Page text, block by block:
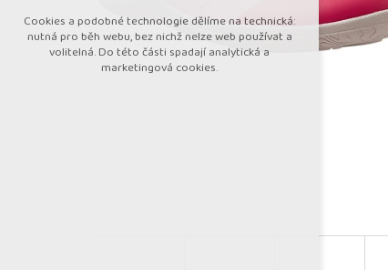
Přijmout všechny cookies
Odmítnout vše
Cookies a podobné technologie dělíme na technická:
nutná pro běh webu, bez nichž nelze web používat a
volitelná. Do této části spadají analytická a
marketingová cookies.